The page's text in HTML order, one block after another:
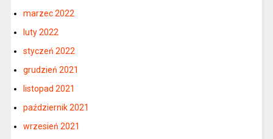
marzec 2022
luty 2022
styczeń 2022
grudzień 2021
listopad 2021
październik 2021
wrzesień 2021